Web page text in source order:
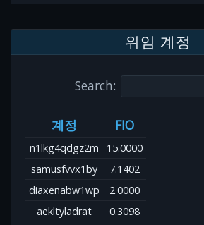
위임 계정
Search:
계정 FIO
n1lkg4qdgz2m
15.0000
samusfvvx1by
7.1402
diaxenabw1wp
2.0000
aekltyladrat
0.3098